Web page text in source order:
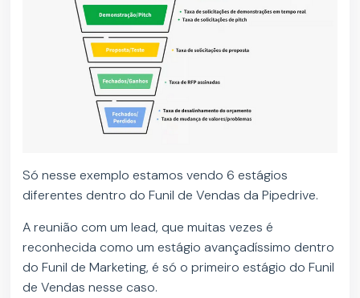
Só nesse exemplo estamos vendo 6 estágios
diferentes dentro do Funil de Vendas da Pipedrive.
A reunião com um lead, que muitas vezes é
reconhecida como um estágio avançadíssimo dentro
do Funil de Marketing, é só o primeiro estágio do Funil
de Vendas nesse caso.